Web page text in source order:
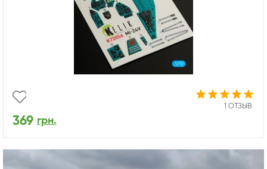
1 ОТЗЫВ
369 грн.